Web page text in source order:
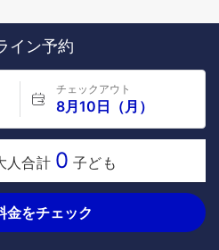
イン予約
チェックアウト
8月10日（月）
人合計 0 子ども
金をチェック